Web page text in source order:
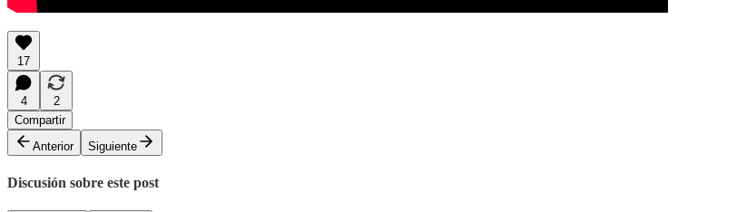
17
4
2
Compartir
Anterior
Siguiente
Discusión sobre este post